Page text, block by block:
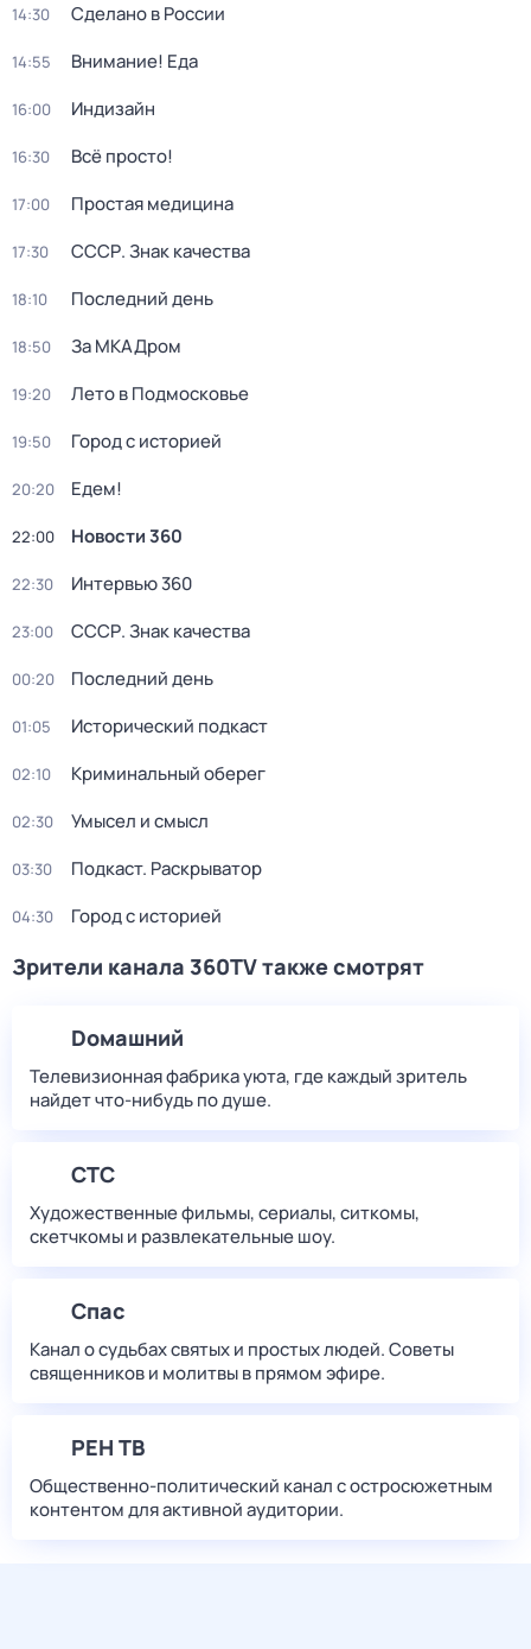
14:30 Сделано в России
14:55 Внимание! Еда
16:00 Индизайн
16:30 Всё просто!
17:00 Простая медицина
17:30 СССР. Знак качества
18:10 Последний день
18:50 За МКАДром
19:20 Лето в Подмосковье
19:50 Город с историей
20:20 Едем!
22:00 Новости 360
22:30 Интервью 360
23:00 СССР. Знак качества
00:20 Последний день
01:05 Исторический подкаст
02:10 Криминальный оберег
02:30 Умысел и смысл
03:30 Подкаст. Раскрыватор
04:30 Город с историей
Зрители канала 360TV также смотрят
Dомашний
Телевизионная фабрика уюта, где каждый зритель
найдет что‑нибудь по душе.
СТС
Художественные фильмы, сериалы, ситкомы,
скетчкомы и развлекательные шоу.
Спас
Канал о судьбах святых и простых людей. Советы
священников и молитвы в прямом эфире.
РЕН ТВ
Общественно-политический канал с остросюжетным
контентом для активной аудитории.